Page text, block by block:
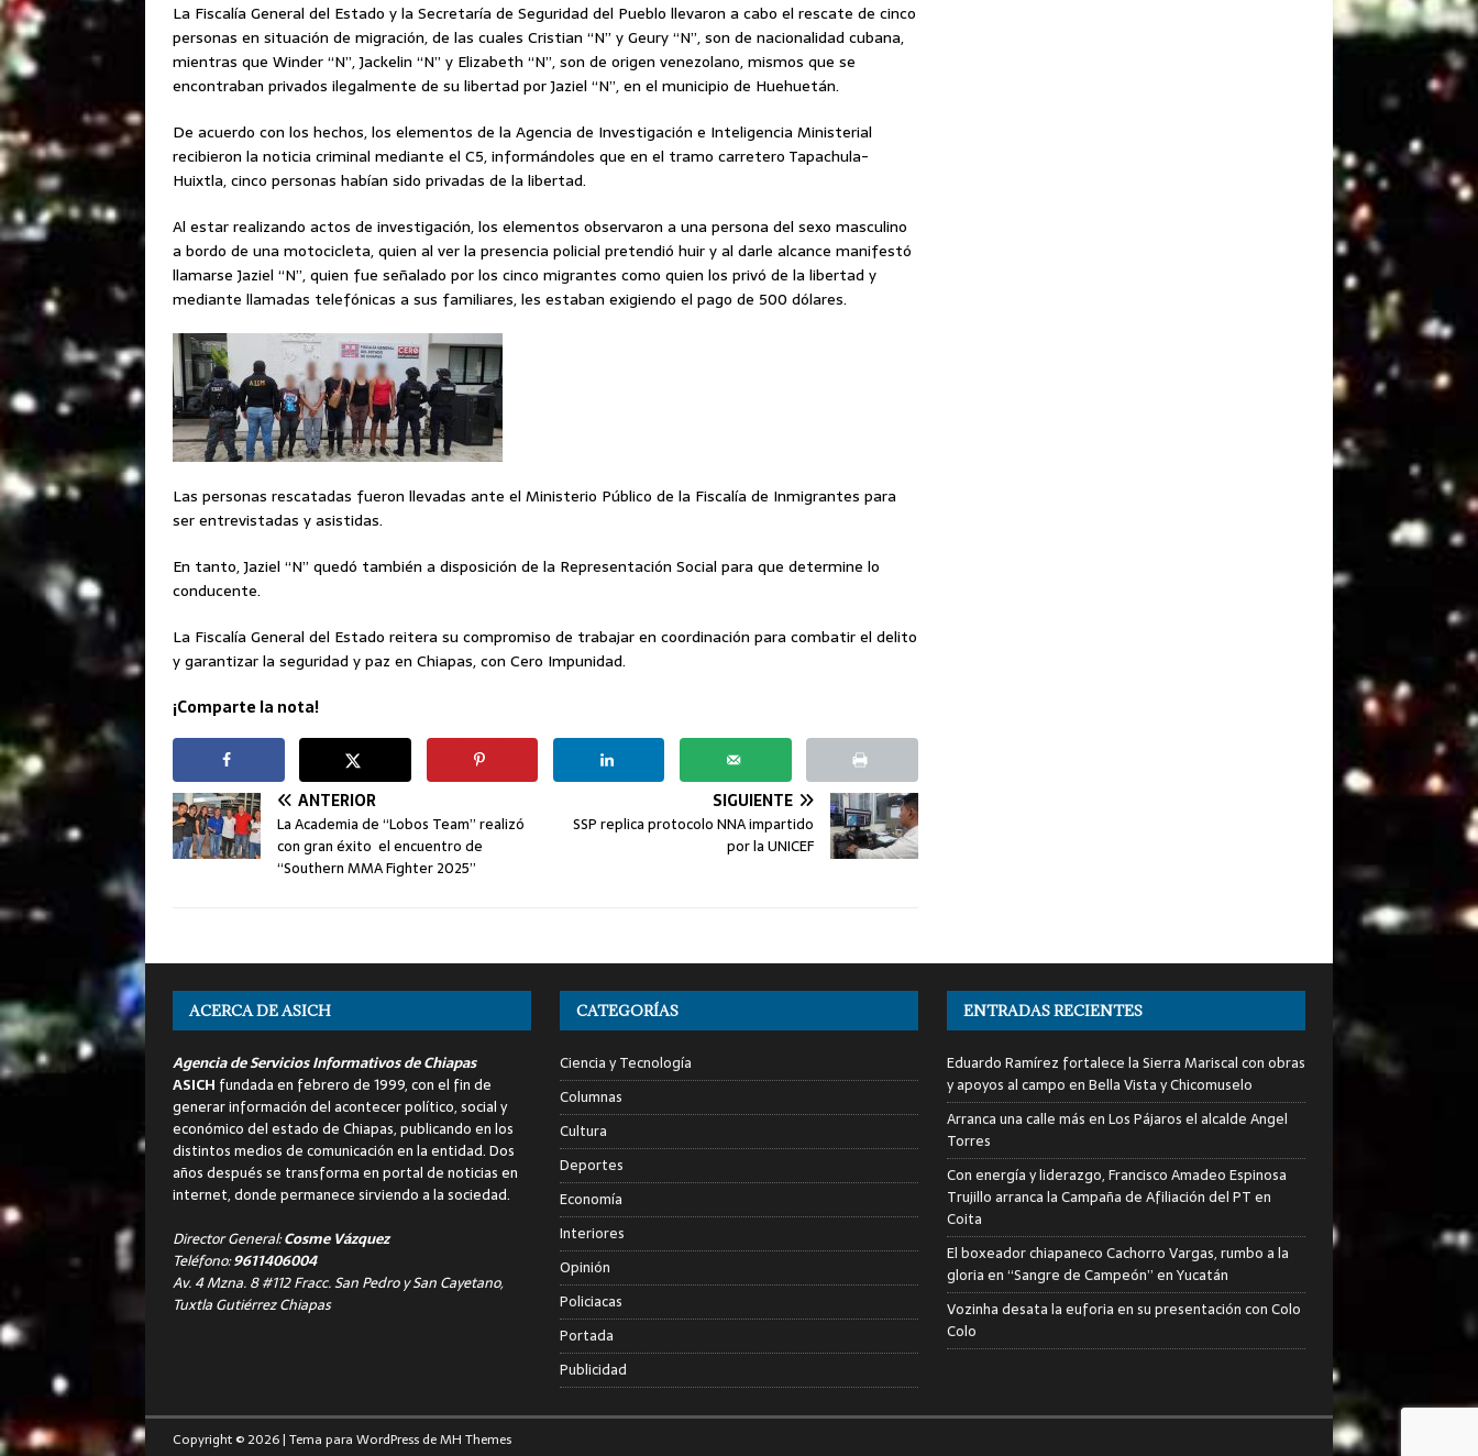
La Fiscalía General del Estado y la Secretaría de Seguridad del Pueblo llevaron a cabo el rescate de cinco
personas en situación de migración, de las cuales Cristian “N” y Geury “N”, son de nacionalidad cubana,
mientras que Winder “N”, Jackelin “N” y Elizabeth “N”, son de origen venezolano, mismos que se
encontraban privados ilegalmente de su libertad por Jaziel “N”, en el municipio de Huehuetán.
De acuerdo con los hechos, los elementos de la Agencia de Investigación e Inteligencia Ministerial
recibieron la noticia criminal mediante el C5, informándoles que en el tramo carretero Tapachula-
Huixtla, cinco personas habían sido privadas de la libertad.
Al estar realizando actos de investigación, los elementos observaron a una persona del sexo masculino
a bordo de una motocicleta, quien al ver la presencia policial pretendió huir y al darle alcance manifestó
llamarse Jaziel “N”, quien fue señalado por los cinco migrantes como quien los privó de la libertad y
mediante llamadas telefónicas a sus familiares, les estaban exigiendo el pago de 500 dólares.
Las personas rescatadas fueron llevadas ante el Ministerio Público de la Fiscalía de Inmigrantes para
ser entrevistadas y asistidas.
En tanto, Jaziel “N” quedó también a disposición de la Representación Social para que determine lo
conducente.
La Fiscalía General del Estado reitera su compromiso de trabajar en coordinación para combatir el delito
y garantizar la seguridad y paz en Chiapas, con Cero Impunidad.
¡Comparte la nota!
ANTERIOR
La Academia de “Lobos Team” realizó
con gran éxito el encuentro de
“Southern MMA Fighter 2025”
SIGUIENTE
SSP replica protocolo NNA impartido
por la UNICEF
ACERCA DE ASICH
Agencia de Servicios Informativos de Chiapas
ASICH fundada en febrero de 1999, con el fin de
generar información del acontecer político, social y
económico del estado de Chiapas, publicando en los
distintos medios de comunicación en la entidad. Dos
años después se transforma en portal de noticias en
internet, donde permanece sirviendo a la sociedad.
Director General:Cosme Vázquez
Teléfono:9611406004
Av. 4 Mzna. 8 #112 Fracc. San Pedro y San Cayetano,
Tuxtla Gutiérrez Chiapas
CATEGORÍAS
Ciencia y Tecnología
Columnas
Cultura
Deportes
Economía
Interiores
Opinión
Policiacas
Portada
Publicidad
ENTRADAS RECIENTES
Eduardo Ramírez fortalece la Sierra Mariscal con obras
y apoyos al campo en Bella Vista y Chicomuselo
Arranca una calle más en Los Pájaros el alcalde Angel
Torres
Con energía y liderazgo, Francisco Amadeo Espinosa
Trujillo arranca la Campaña de Afiliación del PT en
Coita
El boxeador chiapaneco Cachorro Vargas, rumbo a la
gloria en “Sangre de Campeón” en Yucatán
Vozinha desata la euforia en su presentación con Colo
Colo
Copyright © 2026 | Tema para WordPress deMH Themes